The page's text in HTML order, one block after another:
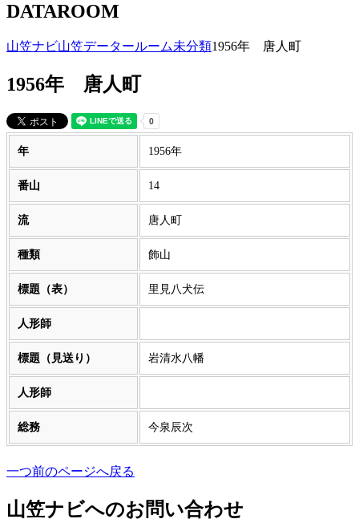
DATAROOM
山笠ナビ山笠データールーム未分類1956年 唐人町
1956年 唐人町
年 1956年
番山 14
流 唐人町
種類 飾山
標題（表） 里見八犬伝
人形師
標題（見送り） 岩清水八幡
人形師
総務 今泉辰次
一つ前のページへ戻る
山笠ナビへのお問い合わせ